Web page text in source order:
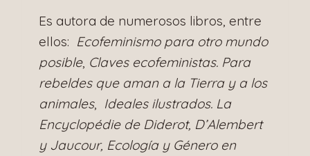
Es autora de numerosos libros, entre
ellos: Ecofeminismo para otro mundo
posible, Claves ecofeministas. Para
rebeldes que aman a la Tierra y a los
animales, Ideales ilustrados. La
Encyclopédie de Diderot, D’Alembert
y Jaucour, Ecología y Género en